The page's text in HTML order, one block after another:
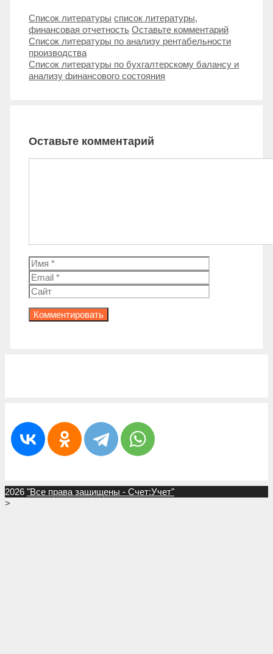
Рубрики
Список литературы Метки
список литературы,
финансовая отчетность Оставьте комментарий
Навигация
записи
Список литературы по анализу рентабельности
производства
Список литературы по бухгалтерскому балансу и
анализу финансового состояния
Оставьте комментарий
Имя
2026 "Все права защищены - Счет:Учет"
>